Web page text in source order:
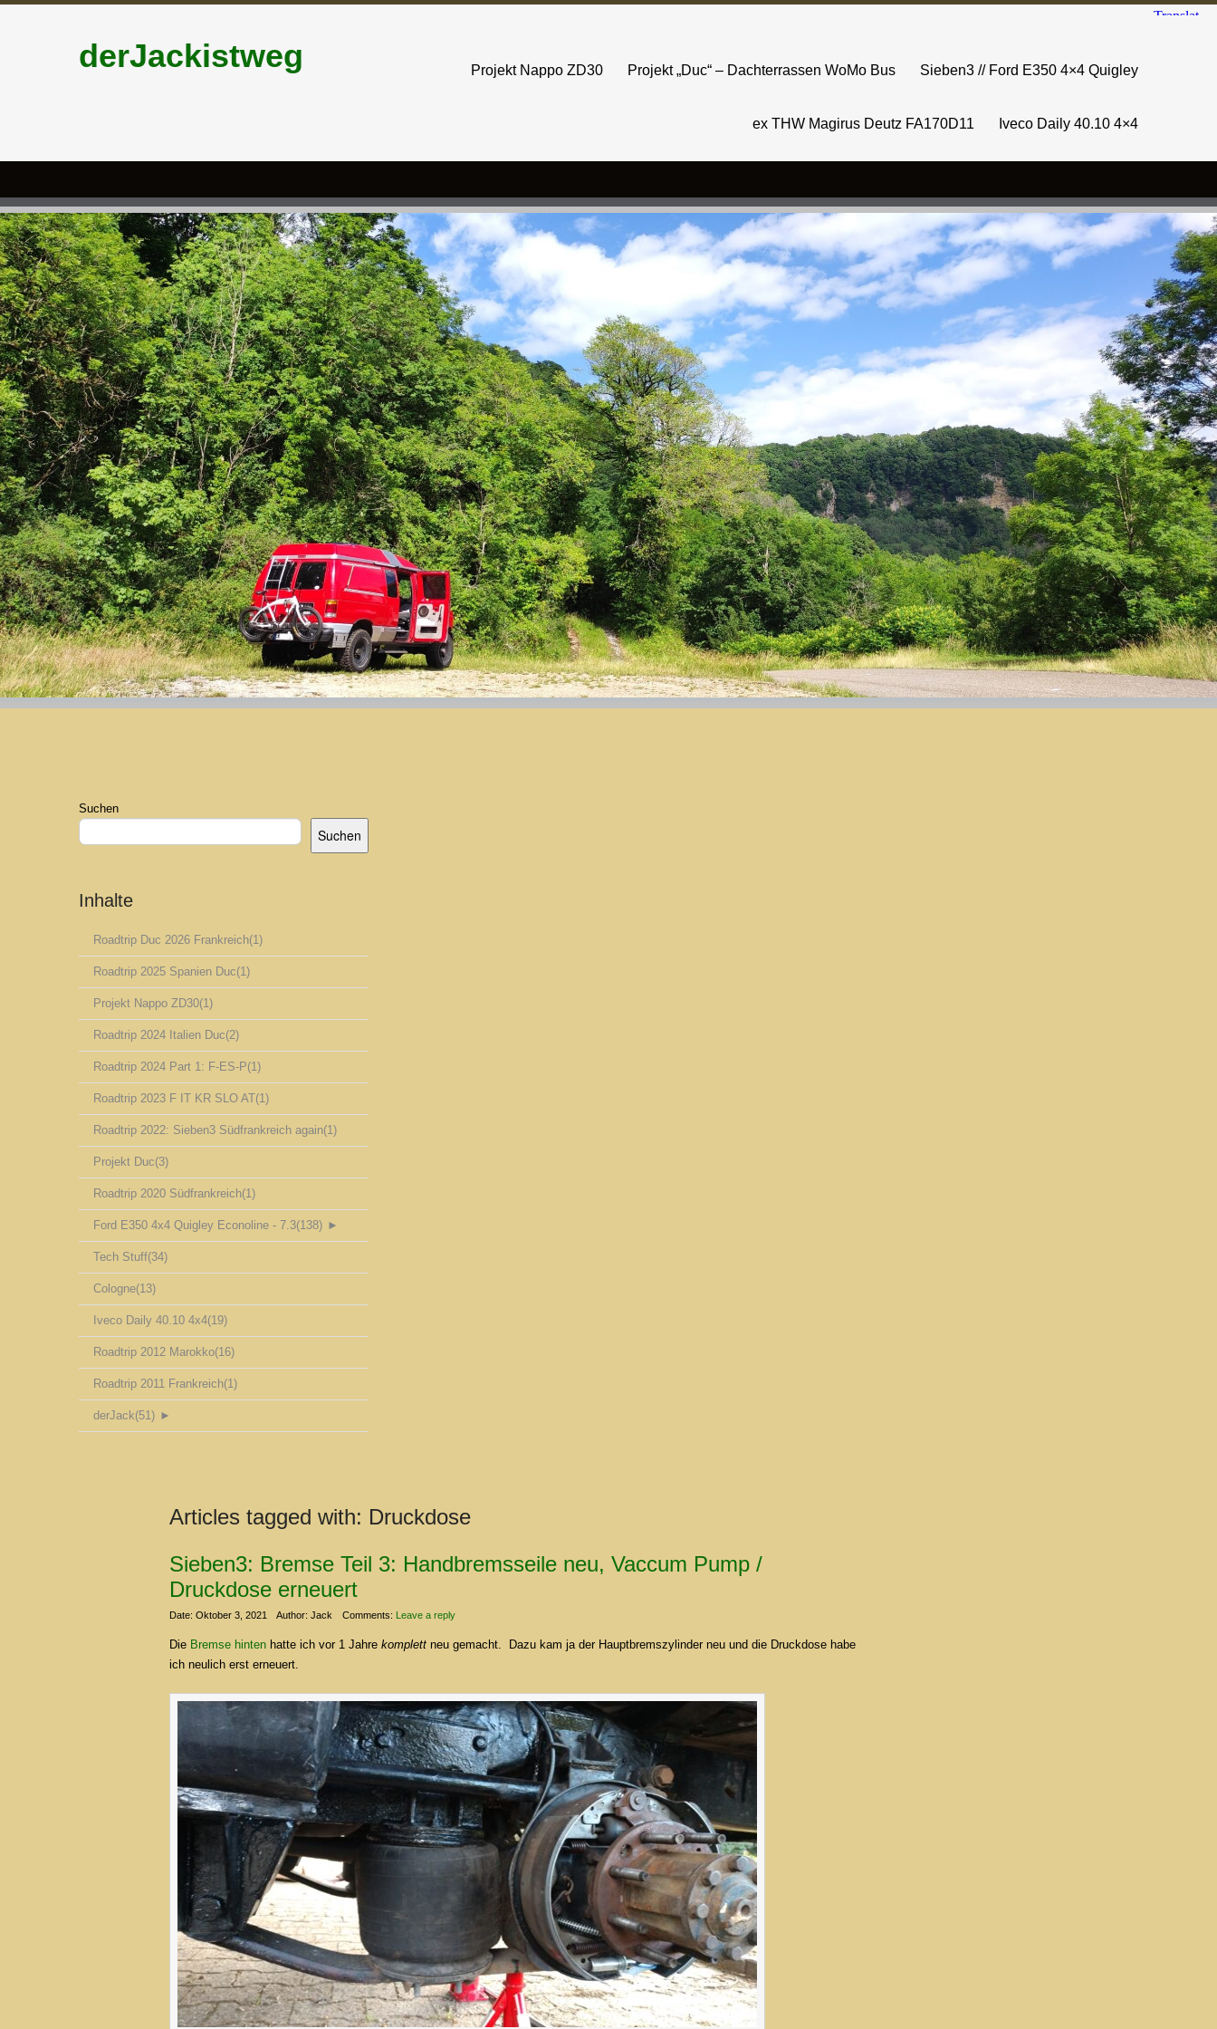
derJackistweg Projekt Nappo ZD30 Projekt „Duc“ – Dachterrassen WoMo Bus Sieben3 // Ford E350 4×4 Quigley
ex THW Magirus Deutz FA170D11 Iveco Daily 40.10 4×4
Suchen
Suchen
Inhalte
Roadtrip Duc 2026 Frankreich(1)
Roadtrip 2025 Spanien Duc(1)
Projekt Nappo ZD30(1)
Roadtrip 2024 Italien Duc(2)
Roadtrip 2024 Part 1: F-ES-P(1)
Roadtrip 2023 F IT KR SLO AT(1)
Roadtrip 2022: Sieben3 Südfrankreich again(1)
Projekt Duc(3)
Roadtrip 2020 Südfrankreich(1)
Ford E350 4x4 Quigley Econoline - 7.3(138) ►
Tech Stuff(34)
Cologne(13)
Iveco Daily 40.10 4x4(19)
Roadtrip 2012 Marokko(16)
Roadtrip 2011 Frankreich(1)
derJack(51) ►
Articles tagged with: Druckdose
Sieben3: Bremse Teil 3: Handbremsseile neu, Vaccum Pump /
Druckdose erneuert
Date: Oktober 3, 2021 Author: Jack Comments: Leave a reply
Die Bremse hinten hatte ich vor 1 Jahre komplett neu gemacht. Dazu kam ja der Hauptbremszylinder neu und die Druckdose habe
ich neulich erst erneuert.